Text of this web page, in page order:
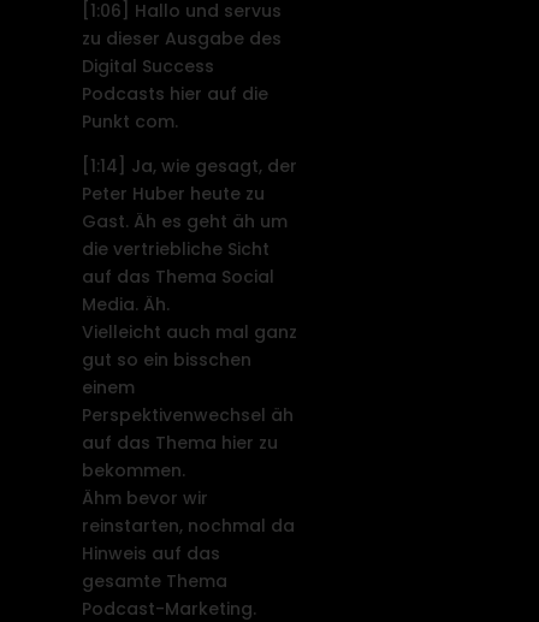
[1:06]
Hallo und servus
zu dieser Ausgabe des
Digital Success
Podcasts hier auf die
Punkt com.
[1:14]
Ja, wie gesagt, der
Peter Huber heute zu
Gast. Äh es geht äh um
die vertriebliche Sicht
auf das Thema Social
Media. Äh.
Vielleicht auch mal ganz
gut so ein bisschen
einem
Perspektivenwechsel äh
auf das Thema hier zu
bekommen.
Ähm bevor wir
reinstarten, nochmal da
Hinweis auf das
gesamte Thema
Podcast-Marketing.